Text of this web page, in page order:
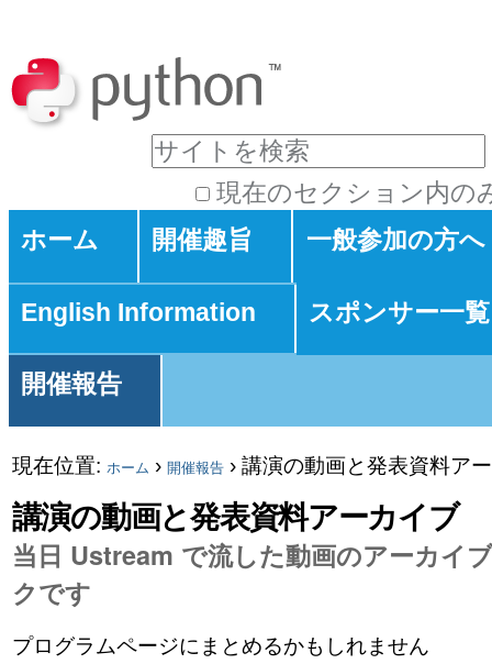
ン
テ
に
飛
ぶ
|
ナ
ビ
ゲ
ー
シ
ー
ソ
ル
ツ
ー
ル
サイトを検索
現在のセクション内の
検
索
ク
シ
ョ
ン
ホーム 開催趣旨 一般参加の方へ
English Information スポンサー一覧
開催報告
現在位置: ホーム › 開催報告 › 講演の動画と発表資料ア
講演の動画と発表資料アーカイブ
当日 Ustream で流した動画のアーカイ
クです
プログラムページにまとめるかもしれません